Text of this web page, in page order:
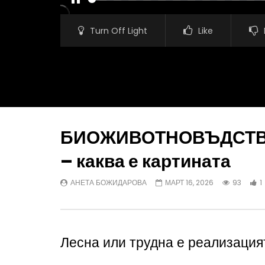
Turn Off Light Like
Watch Later
Виртуални огради за добитък: нова
стадата
– каква е картината
АНЕТА БОЖИДАРОВА МАРТ 16, 2026 93 1
Лесна или трудна е